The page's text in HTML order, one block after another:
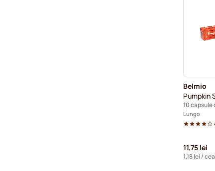
Belmio
Pumpkin
Lungo
11,75 lei
1,18 lei /